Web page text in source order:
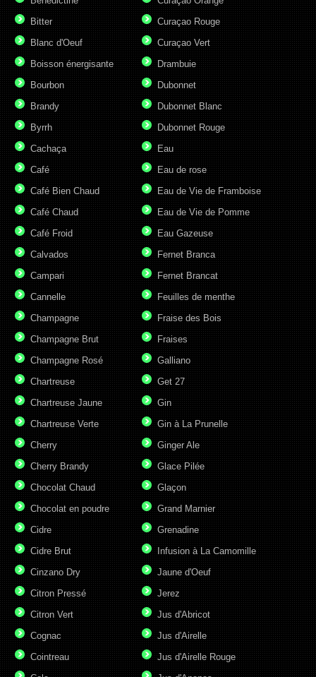
Bitter
Blanc d'Oeuf
Boisson énergisante
Bourbon
Brandy
Byrrh
Cachaça
Café
Café Bien Chaud
Café Chaud
Café Froid
Calvados
Campari
Cannelle
Champagne
Champagne Brut
Champagne Rosé
Chartreuse
Chartreuse Jaune
Chartreuse Verte
Cherry
Cherry Brandy
Chocolat Chaud
Chocolat en poudre
Cidre
Cidre Brut
Cinzano Dry
Citron Pressé
Citron Vert
Cognac
Cointreau
Curaçao Rouge
Curaçao Vert
Drambuie
Dubonnet
Dubonnet Blanc
Dubonnet Rouge
Eau
Eau de rose
Eau de Vie de Framboise
Eau de Vie de Pomme
Eau Gazeuse
Fernet Branca
Fernet Brancat
Feuilles de menthe
Fraise des Bois
Fraises
Galliano
Get 27
Gin
Gin à La Prunelle
Ginger Ale
Glace Pilée
Glaçon
Grand Marnier
Grenadine
Infusion à La Camomille
Jaune d'Oeuf
Jerez
Jus d'Abricot
Jus d'Airelle
Jus d'Airelle Rouge